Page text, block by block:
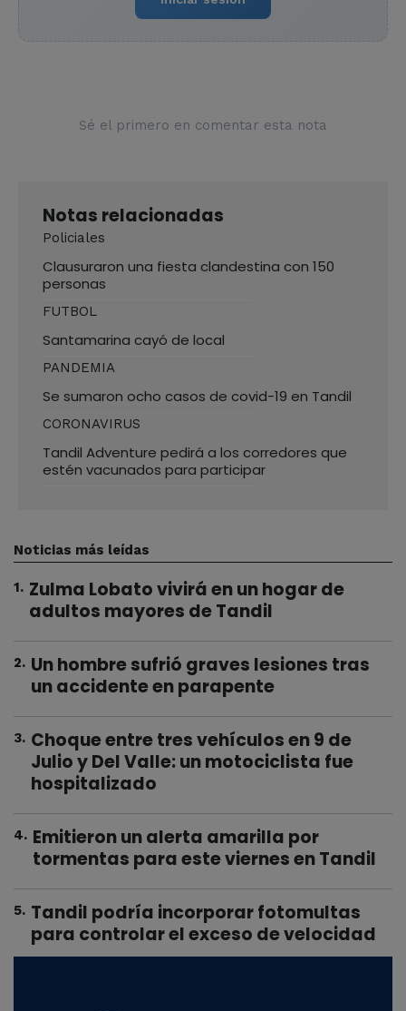
Sé el primero en comentar esta nota
Notas relacionadas
Policiales
Clausuraron una fiesta clandestina con 150
personas
FUTBOL
Santamarina cayó de local
PANDEMIA
Se sumaron ocho casos de covid-19 en Tandil
CORONAVIRUS
Tandil Adventure pedirá a los corredores que
estén vacunados para participar
Noticias más leídas
1. Zulma Lobato vivirá en un hogar de
adultos mayores de Tandil
2. Un hombre sufrió graves lesiones tras
un accidente en parapente
3. Choque entre tres vehículos en 9 de
Julio y Del Valle: un motociclista fue
hospitalizado
4. Emitieron un alerta amarilla por
tormentas para este viernes en Tandil
5. Tandil podría incorporar fotomultas
para controlar el exceso de velocidad